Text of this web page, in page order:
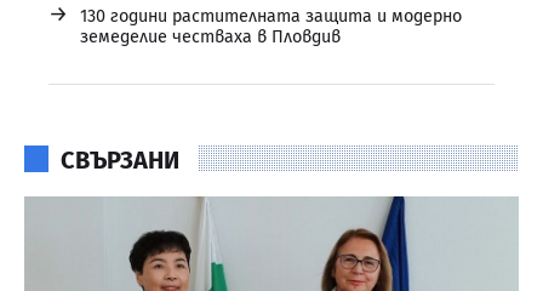
→
130 години растителната защита и модерно
земеделие честваха в Пловдив
СВЪРЗАНИ